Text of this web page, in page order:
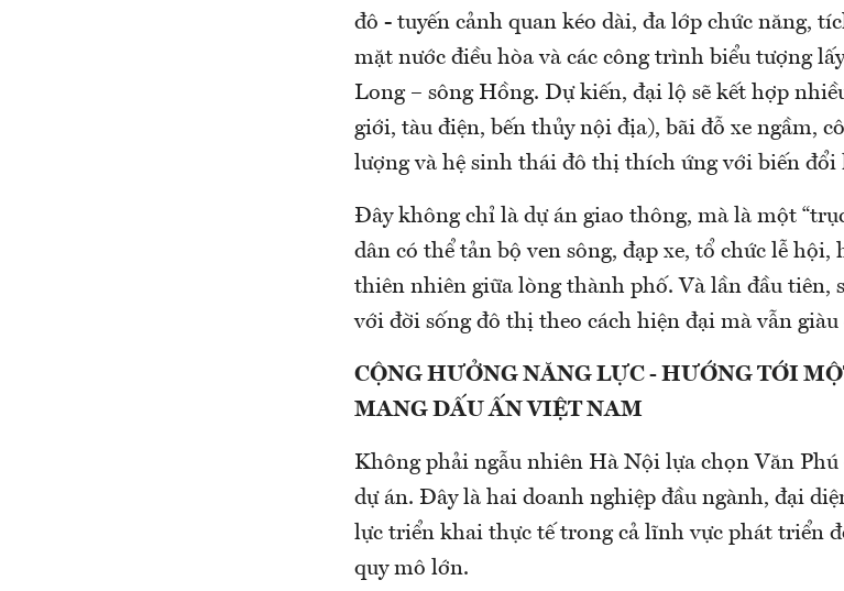
đô - tuyến cảnh quan kéo dài, đa lớp chức năng,
mặt nước điều hòa và các công trình biểu tượng
Long – sông Hồng. Dự kiến, đại lộ sẽ kết hợp
giới, tàu điện, bến thủy nội địa), bãi đỗ xe ngầm,
lượng và hệ sinh thái đô thị thích ứng với biến đổi
Đây không chỉ là dự án giao thông, mà là một
dân có thể tản bộ ven sông, đạp xe, tổ chức lễ
thiên nhiên giữa lòng thành phố. Và lần đầu tiên,
với đời sống đô thị theo cách hiện đại mà vẫn giàu
CỘNG HƯỞNG NĂNG LỰC - HƯỚNG TỚI
MANG DẤU ẤN VIỆT NAM
Không phải ngẫu nhiên Hà Nội lựa chọn Văn
dự án. Đây là hai doanh nghiệp đầu ngành, đại
lực triển khai thực tế trong cả lĩnh vực phát triển
quy mô lớn.